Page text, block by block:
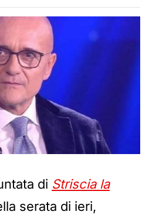
di Striscia la
serata di ieri,